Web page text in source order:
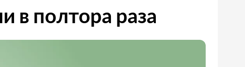
в полтора раза